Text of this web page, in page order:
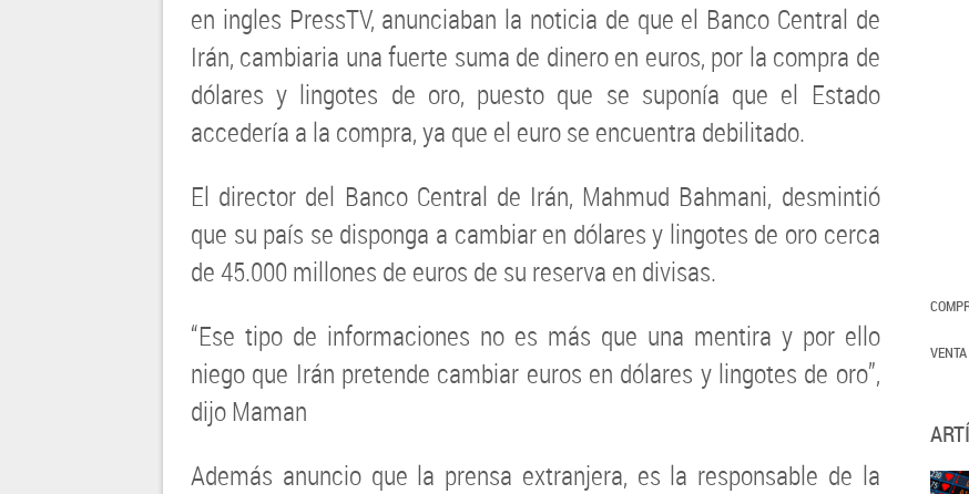
en ingles PressTV, anunciaban la noticia de que el Banco Central de
Irán, cambiaria una fuerte suma de dinero en euros, por la compra de
dólares y lingotes de oro, puesto que se suponía que el Estado
accedería a la compra, ya que el euro se encuentra debilitado.
El director del Banco Central de Irán, Mahmud Bahmani, desmintió
que su país se disponga a cambiar en dólares y lingotes de oro cerca
de 45.000 millones de euros de su reserva en divisas.
“Ese tipo de informaciones no es más que una mentira y por ello
niego que Irán pretende cambiar euros en dólares y lingotes de oro”,
dijo Maman
Además anuncio que la prensa extranjera, es la responsable de la
VENTA